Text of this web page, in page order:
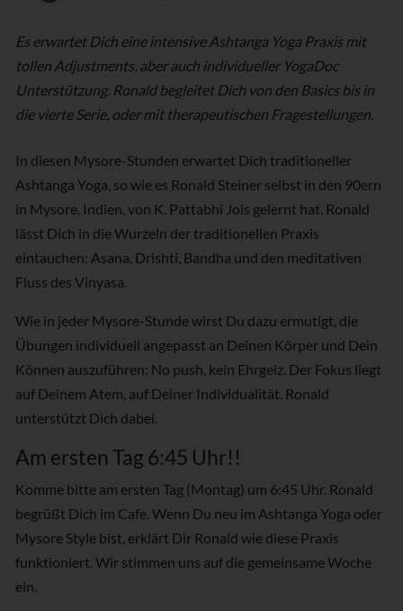
Es erwartet Dich eine intensive Ashtanga Yoga Praxis mit
tollen Adjustments, aber auch individueller YogaDoc
Unterstützung. Ronald begleitet Dich von den Basics bis in
die vierte Serie, oder mit therapeutischen Fragestellungen.
In diesen Mysore-Stunden erwartet Dich traditioneller
Ashtanga Yoga, so wie es Ronald Steiner selbst in den 90ern
in Mysore, Indien, von K. Pattabhi Jois gelernt hat. Ronald
lässt Dich in die Wurzeln der traditionellen Praxis
eintauchen: Asana, Drishti, Bandha und den meditativen
Fluss des Vinyasa.
Wie in jeder Mysore-Stunde wirst Du dazu ermutigt, die
Übungen individuell angepasst an Deinen Körper und Dein
Können auszuführen: No push, kein Ehrgeiz. Der Fokus liegt
auf Deinem Atem, auf Deiner Individualität. Ronald
unterstützt Dich dabei.
Am ersten Tag 6:45 Uhr!!
Komme bitte am ersten Tag (Montag) um 6:45 Uhr. Ronald
begrüßt Dich im Cafe. Wenn Du neu im Ashtanga Yoga oder
Mysore Style bist, erklärt Dir Ronald wie diese Praxis
funktioniert. Wir stimmen uns auf die gemeinsame Woche
ein.